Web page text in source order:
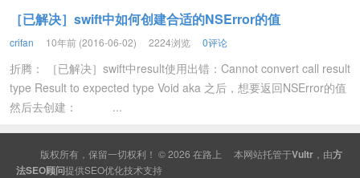
［已解决］swift中如何创建合适的NSError的值
crifan 10年前 (2016-06-02) 2224浏览 0评论
折腾： ［已解决］swift中result使用出错：Cannot convert call result
type Result to expected type Void aka 之后，想要返回NSError的值
然后去创建： ...
版权所有，保留一切权利！ © 2026 在路上 本网站托管于Vultr ，由方
法SEO顾问提供SEO优化技术支持